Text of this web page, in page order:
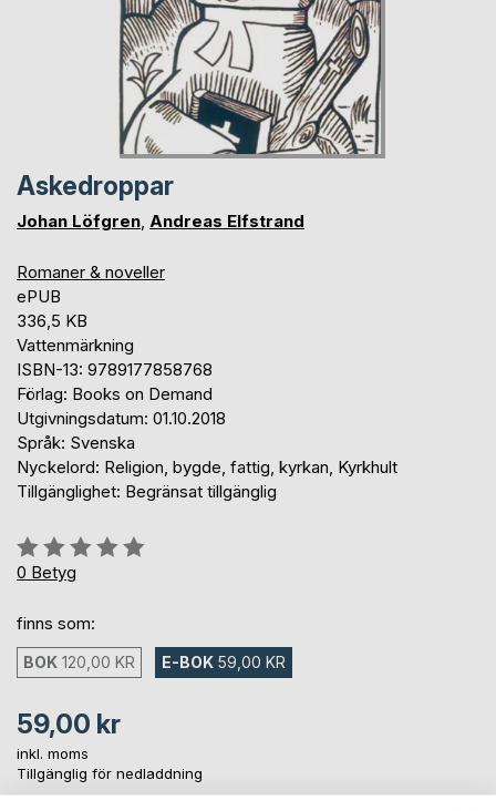
Askedroppar
Johan Löfgren, Andreas Elfstrand
Romaner & noveller
ePUB
336,5 KB
Vattenmärkning
ISBN-13: 9789177858768
Förlag: Books on Demand
Utgivningsdatum: 01.10.2018
Språk: Svenska
Nyckelord: Religion, bygde, fattig, kyrkan, Kyrkhult
Tillgänglighet: Begränsat tillgänglig
Betyg::
0%
0 Betyg
finns som:
BOK 120,00 KR E-BOK 59,00 KR
59,00 kr
inkl. moms
Tillgänglig för nedladdning